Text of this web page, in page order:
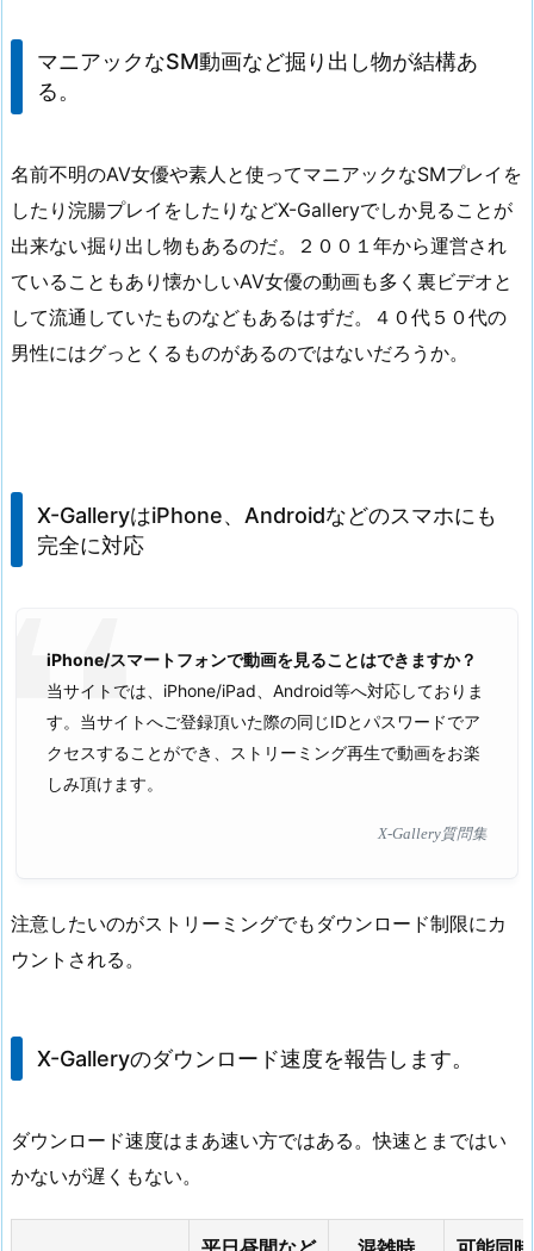
マニアックなSM動画など掘り出し物が結構あ
る。
名前不明のAV女優や素人と使ってマニアックなSMプレイを
したり浣腸プレイをしたりなどX-Galleryでしか見ることが
出来ない掘り出し物もあるのだ。２００１年から運営され
ていることもあり懐かしいAV女優の動画も多く裏ビデオと
して流通していたものなどもあるはずだ。４０代５０代の
男性にはグっとくるものがあるのではないだろうか。
X-GalleryはiPhone、Androidなどのスマホにも
完全に対応
iPhone/スマートフォンで動画を見ることはできますか？
当サイトでは、iPhone/iPad、Android等へ対応しておりま
す。当サイトへご登録頂いた際の同じIDとパスワードでア
クセスすることができ、ストリーミング再生で動画をお楽
しみ頂けます。
X-Gallery質問集
注意したいのがストリーミングでもダウンロード制限にカ
ウントされる。
X-Galleryのダウンロード速度を報告します。
ダウンロード速度はまあ速い方ではある。快速とまではい
かないが遅くもない。